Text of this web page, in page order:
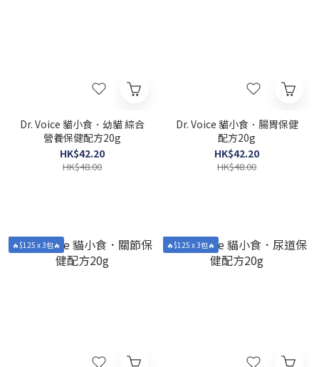
Dr. Voice 貓小食．幼貓 綜合
營養保健配方20g
HK$42.20
HK$48.00
Dr. Voice 貓小食．腸胃保健
配方20g
HK$42.20
HK$48.00
🔥$125 x 3包🔥 🔥$125 x 3包🔥